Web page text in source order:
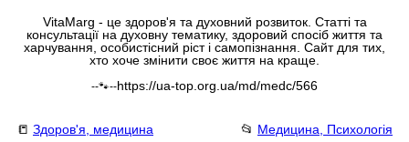
VitaMarg - це здоров'я та духовний розвиток. Статті та
консультації на духовну тематику, здоровий спосіб життя та
харчування, особистісний ріст і самопізнання. Сайт для тих,
хто хоче змінити своє життя на краще.
--🐾--https://ua-top.org.ua/md/medc/566
📒 Здоров'я, медицина 📂 Медицина, Психологія